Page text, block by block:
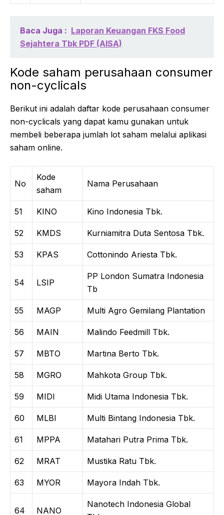
Baca Juga : Laporan Keuangan FKS Food
Sejahtera Tbk PDF (AISA)
Kode saham perusahaan consumer
non-cyclicals
Berikut ini adalah daftar kode perusahaan consumer
non-cyclicals yang dapat kamu gunakan untuk
membeli beberapa jumlah lot saham melalui aplikasi
saham online.
No
Kode
saham
Nama Perusahaan
51 KINO Kino Indonesia Tbk.
52 KMDS Kurniamitra Duta Sentosa Tbk.
53 KPAS Cottonindo Ariesta Tbk.
54 LSIP
PP London Sumatra Indonesia
Tb
55 MAGP Multi Agro Gemilang Plantation
56 MAIN Malindo Feedmill Tbk.
57 MBTO Martina Berto Tbk.
58 MGRO Mahkota Group Tbk.
59 MIDI Midi Utama Indonesia Tbk.
60 MLBI Multi Bintang Indonesia Tbk.
61 MPPA Matahari Putra Prima Tbk.
62 MRAT Mustika Ratu Tbk.
63 MYOR Mayora Indah Tbk.
64 NANO
Nanotech Indonesia Global